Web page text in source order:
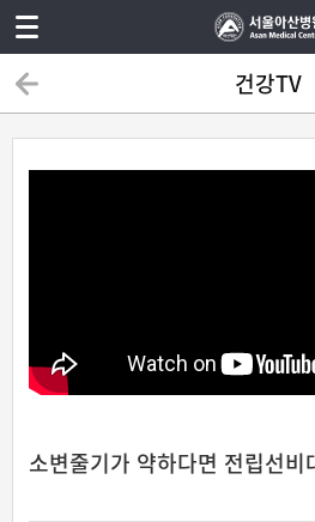
건강TV
소변줄기가 약하다면 전립선비